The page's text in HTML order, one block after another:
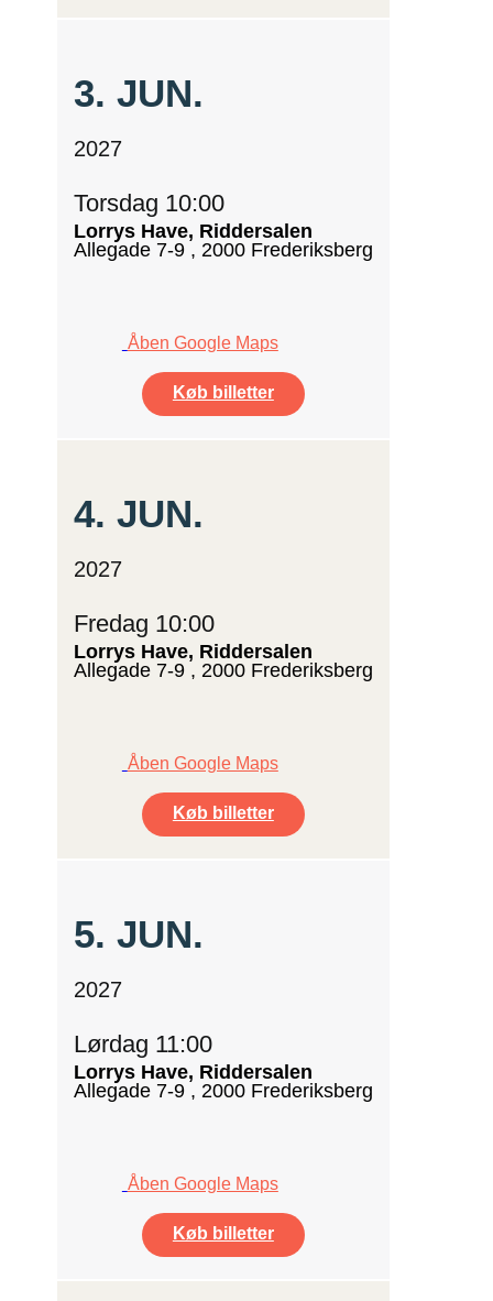
3. JUN.
2027
Torsdag 10:00
Lorrys Have, Riddersalen
Allegade 7-9 , 2000 Frederiksberg
Åben Google Maps
Køb billetter
4. JUN.
2027
Fredag 10:00
Lorrys Have, Riddersalen
Allegade 7-9 , 2000 Frederiksberg
Åben Google Maps
Køb billetter
5. JUN.
2027
Lørdag 11:00
Lorrys Have, Riddersalen
Allegade 7-9 , 2000 Frederiksberg
Åben Google Maps
Køb billetter